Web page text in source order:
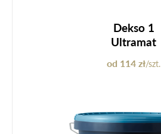
Dekso 1
Ultramat
od 114 zł/szt.